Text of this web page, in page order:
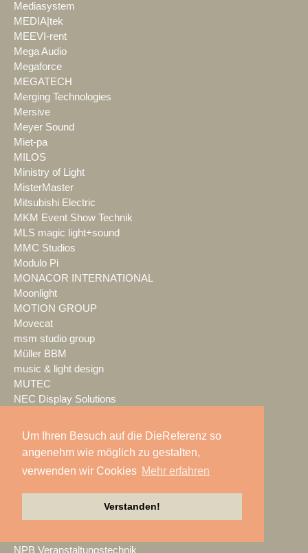
Um Ihren Besuch auf die DieReferenz so
angenehm wie möglich zu gestalten,
verwenden wir Cookies Mehr erfahren
Verstanden!
Mediasystem
MEDIA|tek
MEEVI-rent
Mega Audio
Megaforce
MEGATECH
Merging Technologies
Mersive
Meyer Sound
Miet-pa
MILOS
Ministry of Light
MisterMaster
Mitsubishi Electric
MKM Event Show Technik
MLS magic light+sound
MMC Studios
Modulo Pi
MONACOR INTERNATIONAL
Moonlight
MOTION GROUP
Movecat
msm studio group
Müller BBM
music & light design
MUTEC
NEC Display Solutions
Neumann&Müller
Nexo
NicLen
nobeo
NPB Veranstaltungstechnik